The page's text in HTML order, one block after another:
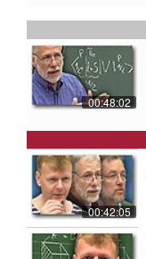
00:48:02
00:42:05